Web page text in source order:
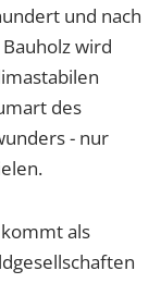
und nach
wird
des
- nur
als